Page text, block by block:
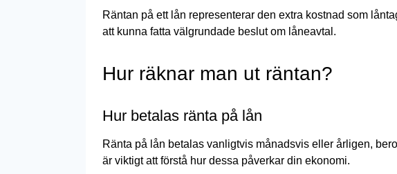
Räntan på ett lån representerar den extra kostnad som
att kunna fatta välgrundade beslut om låneavtal.
Hur räknar man ut räntan?
Hur betalas ränta på lån
Ränta på lån betalas vanligtvis månadsvis eller årligen,
är viktigt att förstå hur dessa påverkar din ekonomi.